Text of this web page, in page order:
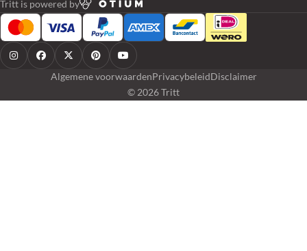
Tritt is powered by
© 2026 Tritt
Algemene voorwaardenPrivacybeleidDisclaimer